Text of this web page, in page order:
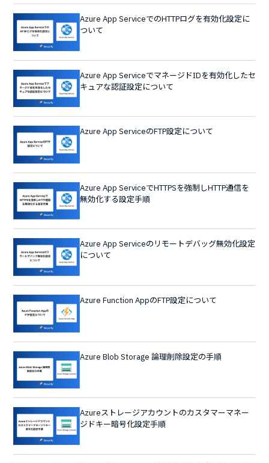
Azure App ServiceでのHTTPログを有効化設定に
ついて
Azure App ServiceでマネージドIDを有効化したセ
キュアな認証設定について
Azure App ServiceのFTP設定について
Azure App ServiceでHTTPSを強制しHTTP通信を
無効化する設定手順
Azure App Serviceのリモートデバッグ無効化設定
について
Azure Function AppのFTP設定について
Azure Blob Storage 論理削除設定の手順
Azureストレージアカウントのカスタマーマネー
ジドキー暗号化設定手順